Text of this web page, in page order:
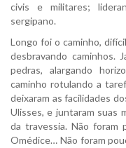
civis e militares;
sergipano.
Longo foi o caminho,
desbravando caminhos.
pedras, alargando
caminho rotulando a
deixaram as facilidades
Ulisses, e juntaram suas
da travessia. Não foram
Omédice… Não foram